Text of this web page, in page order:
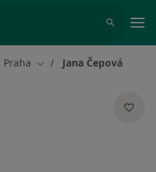
Praha Změna města
Jana Čepová